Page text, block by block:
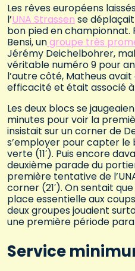
Les rêves européens
l’UNA Strassen se
bon pied en championnat.
Bensi, ungroupe très
Jérémy Deichelbohrer,
véritable numéro 9 pour
l’autre côté, Matheus
efficacité et était associé à
Les deux blocs se
minutes pour voir la
insistait sur un corner de
s’employer pour capter
verte (11′). Puis encore
deuxième parade du
première tentative de
corner (21′). On sentait
place essentielle aux
deux groupes jouaient
une première période
Service